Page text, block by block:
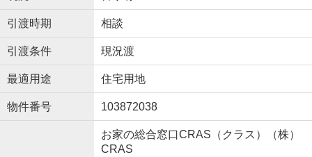
引渡時期 相談
引渡条件 現況渡
最適用途 住宅用地
物件番号 103872038
お家の総合窓口CRAS（クラス）（株）
CRAS